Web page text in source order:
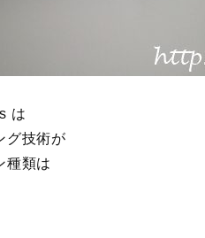
は
グ技術が
種類は